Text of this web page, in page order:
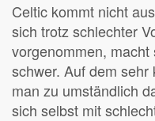
Celtic kommt nicht
sich trotz schlechter
vorgenommen,
schwer. Auf dem
man zu umständlich
sich selbst mit